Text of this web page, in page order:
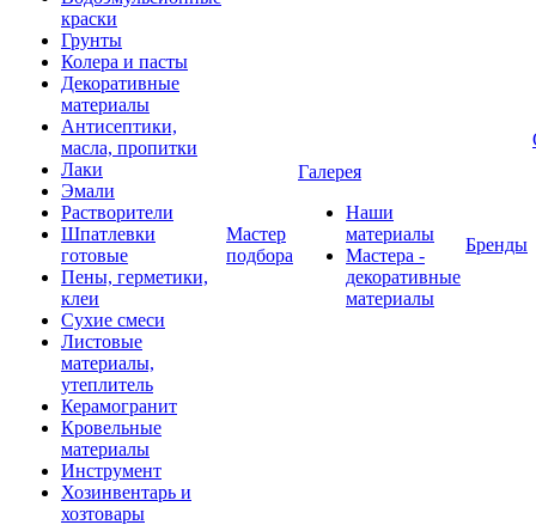
краски
Грунты
Колера и пасты
Декоративные
материалы
Антисептики,
масла, пропитки
Лаки
Эмали
Растворители
Шпатлевки
готовые
Пены, герметики,
клеи
Сухие смеси
Листовые
материалы,
утеплитель
Керамогранит
Кровельные
материалы
Инструмент
Хозинвентарь и
хозтовары
Мастер
подбора
Галерея
Наши
материалы
Мастера -
декоративные
материалы
Бренды